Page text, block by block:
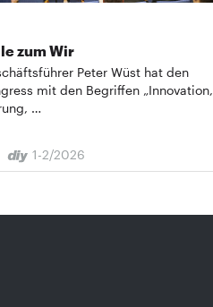
zum Wir
Peter Wüst hat den
mit den Begriffen „Innovation,
…
1-2/2026